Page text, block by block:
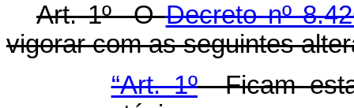
Art. 1º ODecreto nº
vigorar com as seguintes
“Art. 1ºFicam